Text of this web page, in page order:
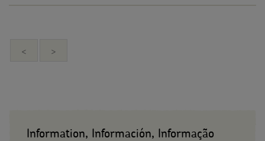
< >
Information, Información, Informação